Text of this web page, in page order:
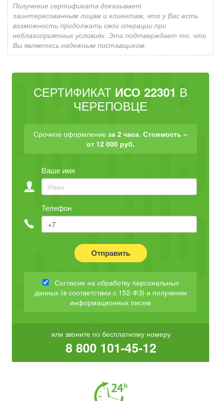
Получение сертификата доказывает
заинтересованным лицам и клиентам, что у Вас есть
возможность продолжать свои операции при
неблагоприятных условиях. Это подтверждает то, что
Вы являетесь надежным поставщиком.
СЕРТИФИКАТ ИСО 22301 В
ЧЕРЕПОВЦЕ
Срочное оформление за 2 часа. Стоимость –
от 12 000 руб.
Ваше имя
Телефон
Отправить
Согласие на обработку персональных
данных (в соответствии с 152-ФЗ) и получении
информационных писем
или звоните по бесплатному номеру
8 800 101-45-12